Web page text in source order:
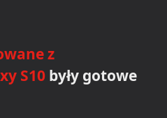
z
S10 były gotowe